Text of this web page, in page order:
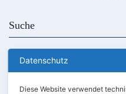
Kontakt
Datenschutz
Diese Website verwendet